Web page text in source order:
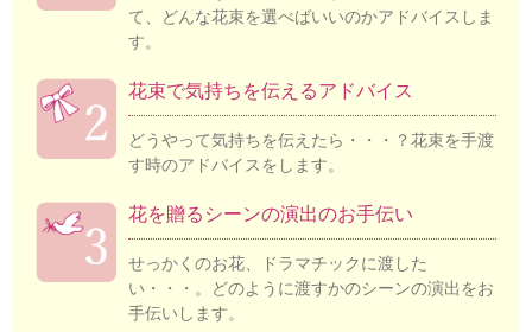
て、どんな花束を選べばいいのかアドバイスしま
す。
花束で気持ちを伝えるアドバイス
どうやって気持ちを伝えたら・・・？花束を手渡
す時のアドバイスをします。
花を贈るシーンの演出のお手伝い
せっかくのお花、ドラマチックに渡した
い・・・。どのように渡すかのシーンの演出をお
手伝いします。